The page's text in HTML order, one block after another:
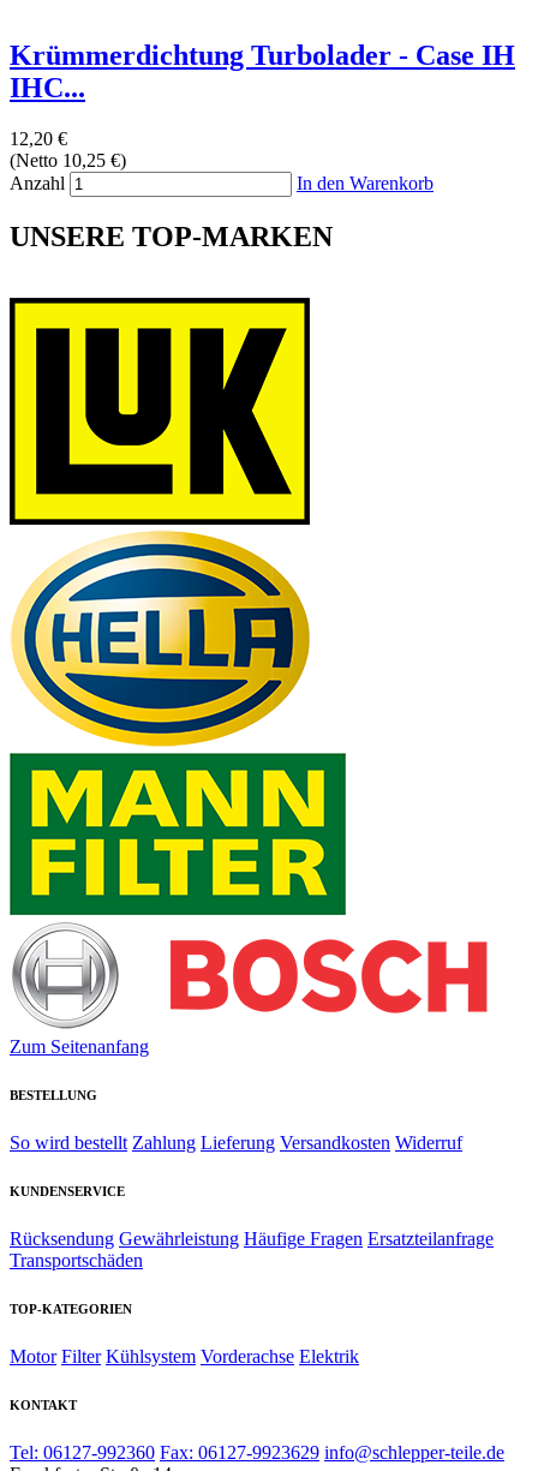
Krümmerdichtung Turbolader - Case IH
IHC...
12,20 €
(Netto 10,25 €)
Anzahl
In den Warenkorb
UNSERE TOP-MARKEN
Zum Seitenanfang
BESTELLUNG
So wird bestellt Zahlung Lieferung Versandkosten Widerruf
KUNDENSERVICE
Rücksendung Gewährleistung Häufige Fragen Ersatzteilanfrage
Transportschäden
TOP-KATEGORIEN
Motor Filter Kühlsystem Vorderachse Elektrik
KONTAKT
Tel: 06127-992360 Fax: 06127-9923629 info@schlepper-teile.de